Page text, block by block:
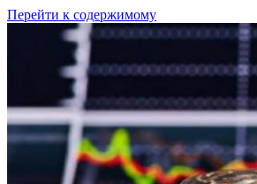
Перейти к содержимому